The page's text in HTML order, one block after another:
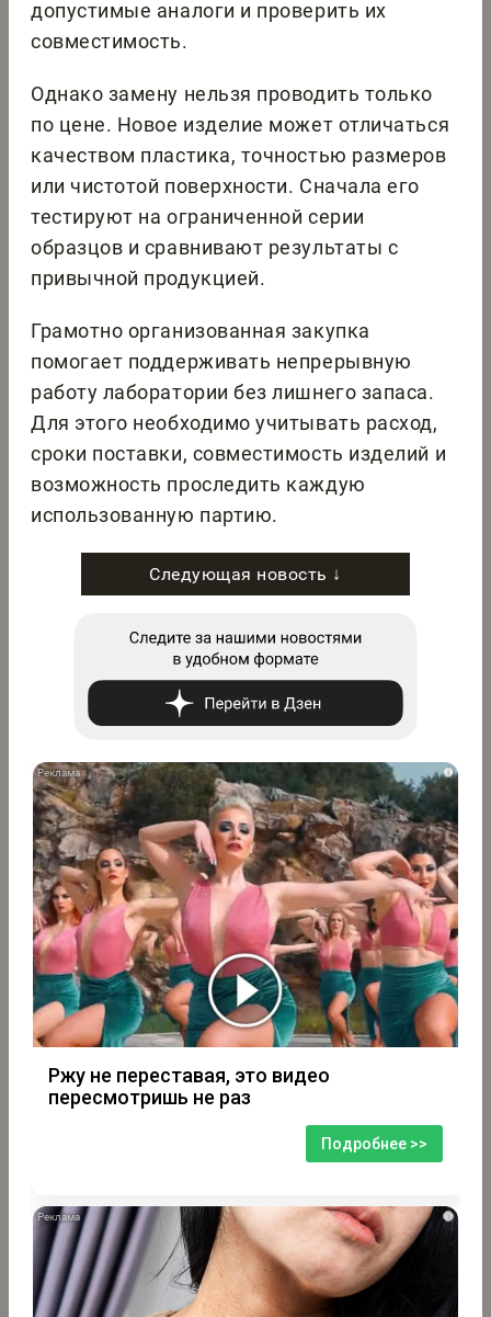
допустимые аналоги и проверить их
совместимость.
Однако замену нельзя проводить только
по цене. Новое изделие может отличаться
качеством пластика, точностью размеров
или чистотой поверхности. Сначала его
тестируют на ограниченной серии
образцов и сравнивают результаты с
привычной продукцией.
Грамотно организованная закупка
помогает поддерживать непрерывную
работу лаборатории без лишнего запаса.
Для этого необходимо учитывать расход,
сроки поставки, совместимость изделий и
возможность проследить каждую
использованную партию.
Следующая новость ↓
i
Ржу не переставая, это видео
пересмотришь не раз
Подробнее >>
i